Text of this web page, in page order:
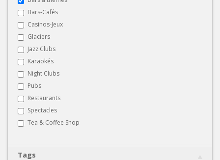
Bars-Cafés
Casinos-Jeux
Glaciers
Jazz Clubs
Karaokés
Night Clubs
Pubs
Restaurants
Spectacles
Tea & Coffee Shop
Tags